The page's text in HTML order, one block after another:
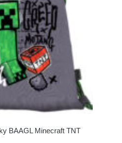
BAAGL Minecraft TNT